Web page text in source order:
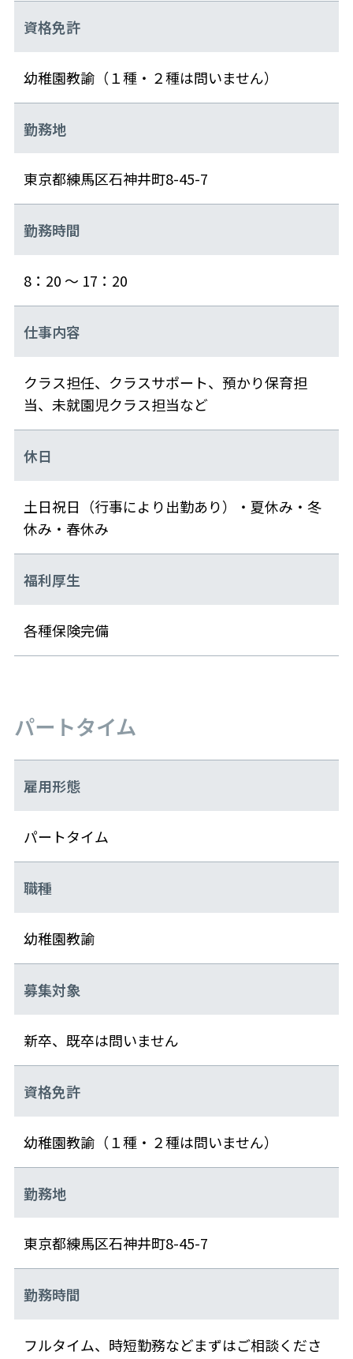
資格免許
幼稚園教諭（１種・２種は問いません）
勤務地
東京都練馬区石神井町8-45-7
勤務時間
8：20 ～ 17：20
仕事内容
クラス担任、クラスサポート、預かり保育担
当、未就園児クラス担当など
休日
土日祝日（行事により出勤あり）・夏休み・冬
休み・春休み
福利厚生
各種保険完備
パートタイム
雇用形態
パートタイム
職種
幼稚園教諭
募集対象
新卒、既卒は問いません
資格免許
幼稚園教諭（１種・２種は問いません）
勤務地
東京都練馬区石神井町8-45-7
勤務時間
フルタイム、時短勤務などまずはご相談くださ